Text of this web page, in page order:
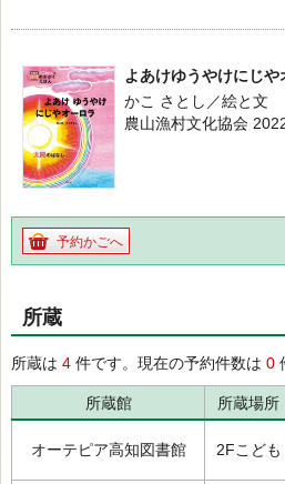
よあけゆうやけにじ
かこ さとし／絵と文
農山漁村文化協会
予約かごへ
所蔵
所蔵は 4 件です。現在の予約件数は 0
所蔵館 所蔵場所
オーテピア高知図書館 2Fこども